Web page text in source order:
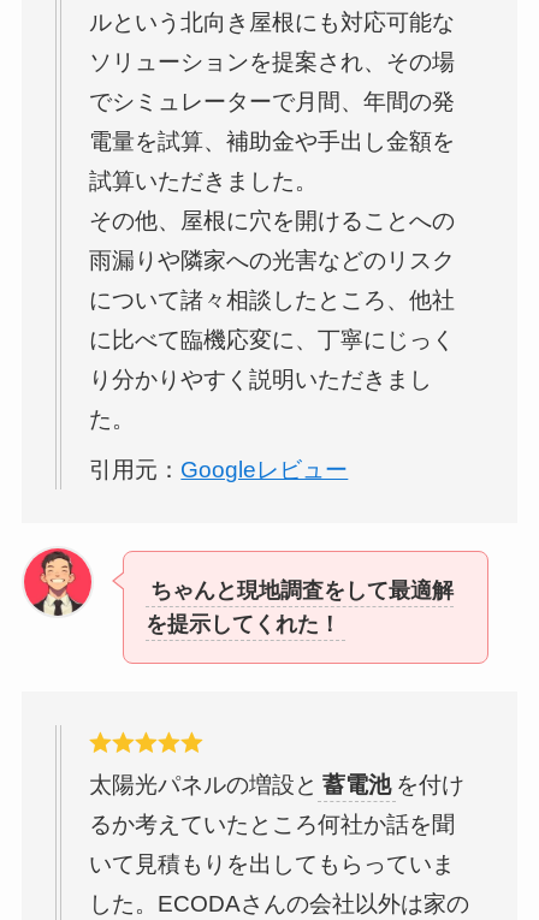
ルという北向き屋根にも対応可能な
ソリューションを提案され、その場
でシミュレーターで月間、年間の発
電量を試算、補助金や手出し金額を
試算いただきました。
その他、屋根に穴を開けることへの
雨漏りや隣家への光害などのリスク
について諸々相談したところ、他社
に比べて臨機応変に、丁寧にじっく
り分かりやすく説明いただきまし
た。
引用元： Googleレビュー
ちゃんと現地調査をして最適解
を提示してくれた！
太陽光パネルの増設と 蓄電池 を付け
るか考えていたところ何社か話を聞
いて見積もりを出してもらっていま
した。ECODAさんの会社以外は家の